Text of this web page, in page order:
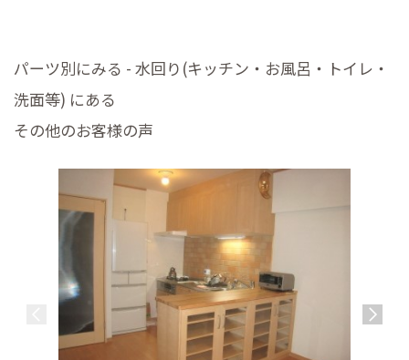
パーツ別にみる - 水回り(キッチン・お風呂・トイレ・
洗面等) にある
その他のお客様の声